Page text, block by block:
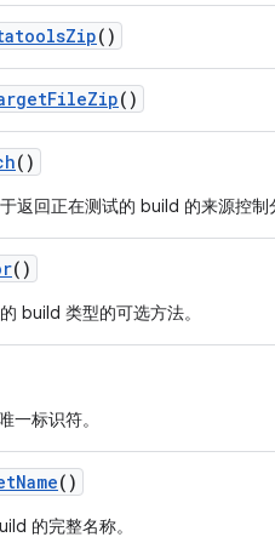
Zip()
FileZip()
()
返回正在测试的 build 的来源控制
()
build 类型的可选方法。
一标识符。
Name()
的完整名称。